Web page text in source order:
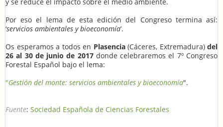
y se reduce el impacto sobre el medio ambiente.
Por eso el lema de esta edición del Congreso termina así:
‘servicios ambientales y bioeconomía’.
Os esperamos a todos en Plasencia(Cáceres, Extremadura) del
26 al 30 de junio de 2017donde celebraremos el 7º Congreso
Forestal Español bajo el lema:
"Gestión del monte: servicios ambientales y bioeconomía".
Fuente: Sociedad Española de Ciencias Forestales